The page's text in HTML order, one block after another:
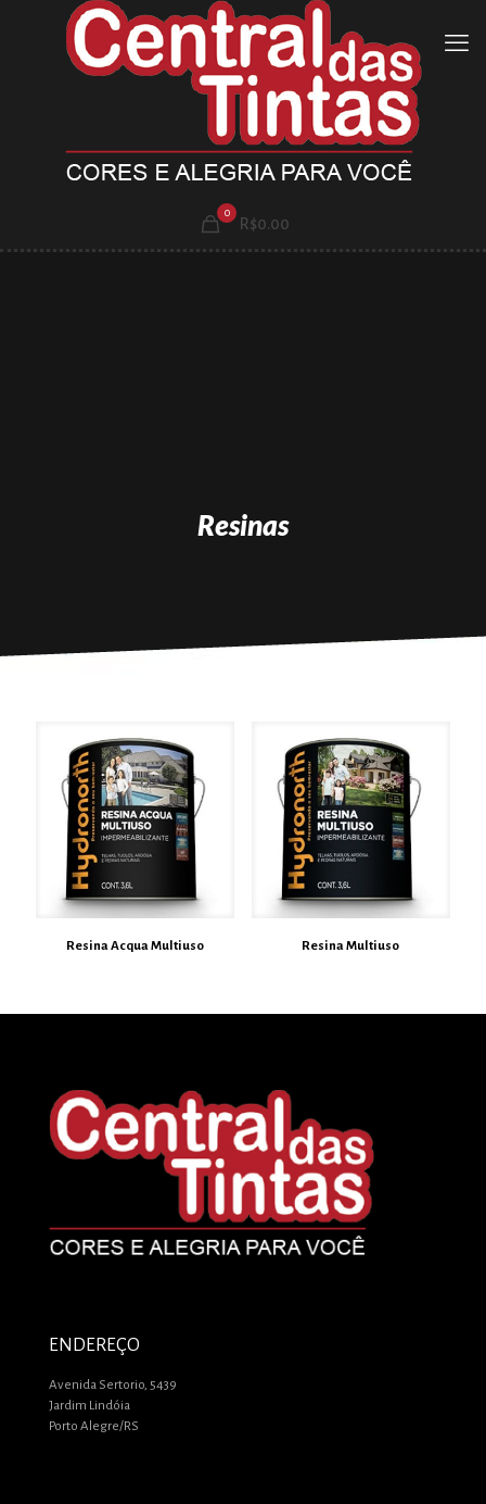
0
R$0.00
Resinas
Resina Acqua Multiuso Resina Multiuso
ENDEREÇO
Avenida Sertorio, 5439
Jardim Lindóia
Porto Alegre/RS